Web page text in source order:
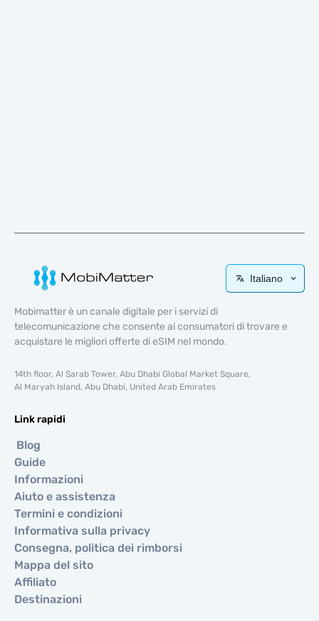
Italiano
Mobimatter è un canale digitale per i servizi di
telecomunicazione che consente ai consumatori di trovare e
acquistare le migliori offerte di eSIM nel mondo.
14th floor, Al Sarab Tower, Abu Dhabi Global Market Square,
Al Maryah Island, Abu Dhabi, United Arab Emirates
Link rapidi
Blog
Guide
Informazioni
Aiuto e assistenza
Termini e condizioni
Informativa sulla privacy
Consegna, politica dei rimborsi
Mappa del sito
Affiliato
Destinazioni